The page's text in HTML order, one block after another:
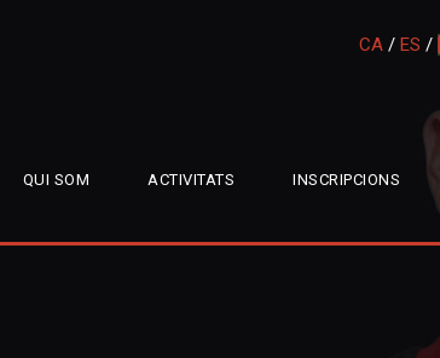
CA / ES /
QUI SOM ACTIVITATS INSCRIPCIONS